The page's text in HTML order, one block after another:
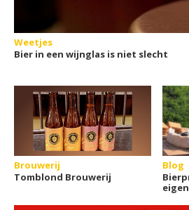
Weetjes
Bier in een wijnglas is niet slecht
Brouwerij
Tomblond Brouwerij
Blog